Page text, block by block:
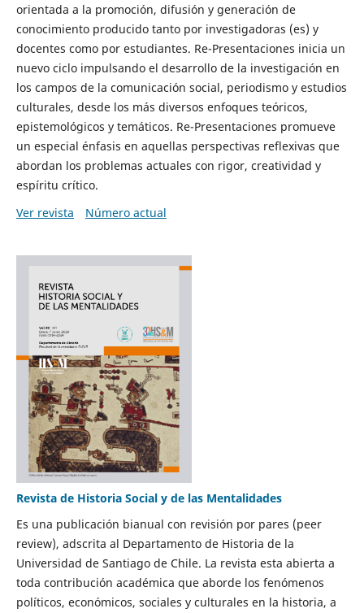
orientada a la promoción, difusión y generación de
conocimiento producido tanto por investigadoras (es) y
docentes como por estudiantes. Re-Presentaciones inicia un
nuevo ciclo impulsando el desarrollo de la investigación en
los campos de la comunicación social, periodismo y estudios
culturales, desde los más diversos enfoques teóricos,
epistemológicos y temáticos. Re-Presentaciones promueve
un especial énfasis en aquellas perspectivas reflexivas que
abordan los problemas actuales con rigor, creatividad y
espíritu crítico.
Ver revista
Número actual
Revista de Historia Social y de las Mentalidades
Es una publicación bianual con revisión por pares (peer
review), adscrita al Departamento de Historia de la
Universidad de Santiago de Chile. La revista esta abierta a
toda contribución académica que aborde los fenómenos
políticos, económicos, sociales y culturales en la historia, a